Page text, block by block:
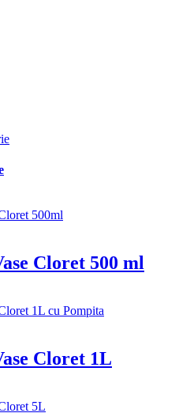
Cloret 500 ml
Cloret 1L